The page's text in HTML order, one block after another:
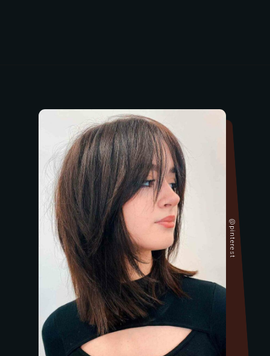
@pinterest